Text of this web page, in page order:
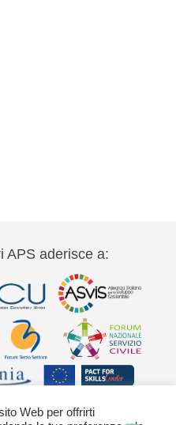
APS aderisce a:
Web per offrirti